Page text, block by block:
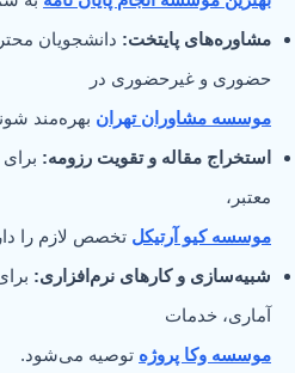
مشاوره‌های پایتخت: دانشجویان
حضوری و غیرحضوری در
موسسه مشاوران تهران بهره‌مند
استخراج مقاله و تقویت رزومه:
معتبر،
موسسه کیو آرتیکل تخصص لازم را
شبیه‌سازی و کارهای نرم‌افزاری:
آماری، خدمات
موسسه وکا پروژه توصیه می‌شود.